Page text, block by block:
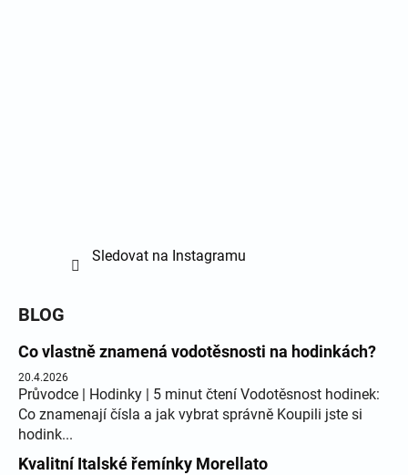
Sledovat na Instagramu
BLOG
Co vlastně znamená vodotěsnosti na hodinkách?
20.4.2026
Průvodce | Hodinky | 5 minut čtení Vodotěsnost hodinek:
Co znamenají čísla a jak vybrat správně Koupili jste si
hodink...
Kvalitní Italské řemínky Morellato